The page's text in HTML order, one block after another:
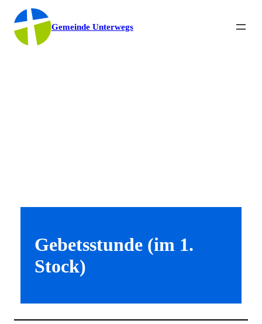
Gemeinde Unterwegs
Gebetsstunde (im 1.
Stock)